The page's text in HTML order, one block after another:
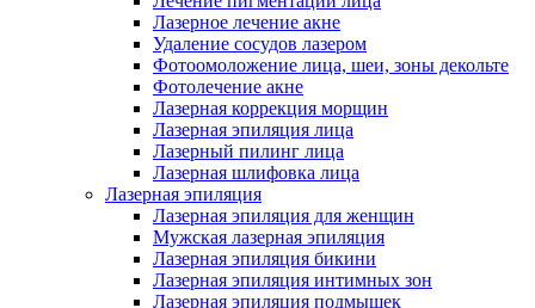
Лазерное лечение акне
Удаление сосудов лазером
Фотоомоложение лица, шеи, зоны декольте
Фотолечение акне
Лазерная коррекция морщин
Лазерная эпиляция лица
Лазерный пилинг лица
Лазерная шлифовка лица
Лазерная эпиляция
Лазерная эпиляция для женщин
Мужская лазерная эпиляция
Лазерная эпиляция бикини
Лазерная эпиляция интимных зон
Лазерная эпиляция подмышек